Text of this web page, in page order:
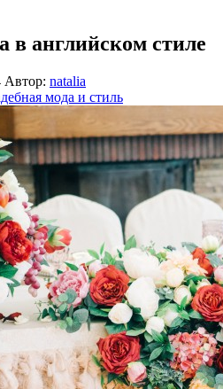
в английском стиле
Автор: natalia
мода и стиль